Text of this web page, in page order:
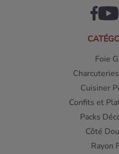
Foie
Cuisiner
Confits et
Packs
Côté
Rayon